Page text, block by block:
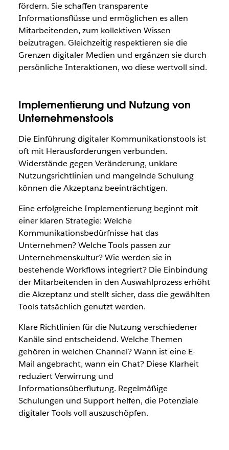
fördern. Sie schaffen transparente
Informationsflüsse und ermöglichen es allen
Mitarbeitenden, zum kollektiven Wissen
beizutragen. Gleichzeitig respektieren sie die
Grenzen digitaler Medien und ergänzen sie durch
persönliche Interaktionen, wo diese wertvoll sind.
Implementierung und Nutzung von
Unternehmenstools
Die Einführung digitaler Kommunikationstools ist
oft mit Herausforderungen verbunden.
Widerstände gegen Veränderung, unklare
Nutzungsrichtlinien und mangelnde Schulung
können die Akzeptanz beeinträchtigen.
Eine erfolgreiche Implementierung beginnt mit
einer klaren Strategie: Welche
Kommunikationsbedürfnisse hat das
Unternehmen? Welche Tools passen zur
Unternehmenskultur? Wie werden sie in
bestehende Workflows integriert? Die Einbindung
der Mitarbeitenden in den Auswahlprozess erhöht
die Akzeptanz und stellt sicher, dass die gewählten
Tools tatsächlich genutzt werden.
Klare Richtlinien für die Nutzung verschiedener
Kanäle sind entscheidend. Welche Themen
gehören in welchen Channel? Wann ist eine E-
Mail angebracht, wann ein Chat? Diese Klarheit
reduziert Verwirrung und
Informationsüberflutung. Regelmäßige
Schulungen und Support helfen, die Potenziale
digitaler Tools voll auszuschöpfen.